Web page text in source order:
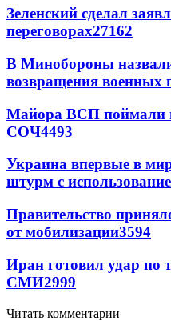
Зеленский сделал
переговорах27162
В Минобороны
возвращения военных
Майора ВСП поймали
СОЧ4493
Украина впервые в
штурм с
Правительство
от мобилизации3594
Иран готовил удар по
СМИ2999
Читать комментарии